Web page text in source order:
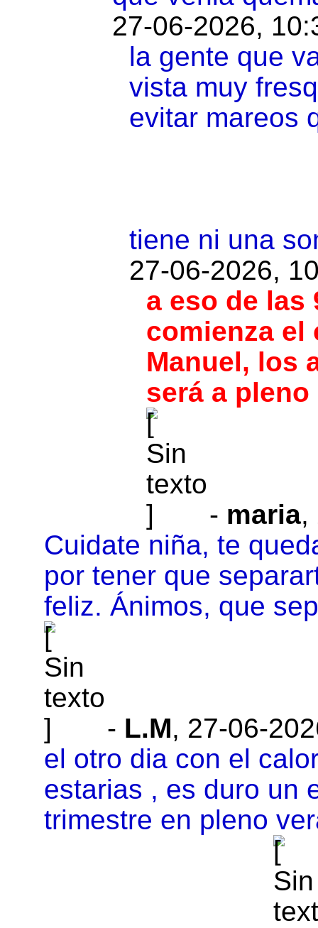
27-06-2026,
la gente que
vista muy
evitar mareos
tiene ni una
27-06-2026,
a eso de las
comienza el
Manuel, los
será a pleno
- maria,
Cuidate niña, te
por tener que
feliz. Ánimos, que
- L.M, 27-06-
el otro dia con el
estarias , es duro un
trimestre en pleno